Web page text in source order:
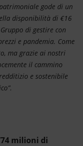
gode di un
disponibilità di €16
di gestire con
e pandemia. Come
ma grazie ai nostri
il cammino
e sostenibile
milioni di